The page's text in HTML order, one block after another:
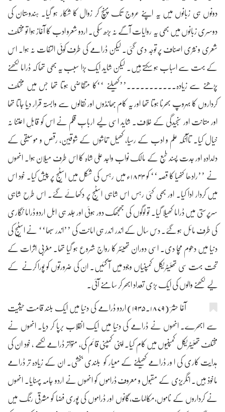
دونوں ہی زبانوں میں یہ اپنے عروج تک پہنچ کر زوال کا شکار ہو گیا۔ ہندوستان کی
دوسری زبانوں میں بھی یہ روایات آگے نہ بڑھ سکی۔ اردو شعرو ادب کا آغاز ہوا تو مختلف
شعری و نثری اصناف پر توجہ دی گئی۔ لیکن ڈرامے کی طرف کوئی التفات نہ ہوا۔ اس
کے بہت سے اسباب ہو سکتے ہیں. لیکن شاید ایک بڑا سبب یہ بھی تھا کہ ڈراما لکھنے
پڑھنے سے زیادہ۔۔۔۔۔۔۔۔۔۔۔’’کھیلنے ‘‘کا متقاضی ہوتا تھا جس میں مختلف
کرداروں کا بہروپ بھرنا ہوتا تھا اور یہ کام بھانڈوں اور نقالوں سے وابستہ قرار دیا جاتا تھا
اور متانت اور سنجیدگی کے خلاف۔ شاید اسی لیے اربابِ قلم نے اس کو قابلِ اعتنا نہ
خیال کیا۔ تاآنکہ علم و ادب کے رسیا، کھیل تماشوں کے شوقین، رقص و موسیقی کے
دلدادہ اور جدت پسند طبع کے مالک نواب واجد علی شاہ کا اس طرف میلان ہوا۔ انھوں
نے ’’رادھا کنھیا کا قصہ‘‘ کو ۱۸۴۳ء میں رہس کی شکل میں اسٹیج پر پیش کیا۔ خود اس
میں کردار ادا کیا۔ اور بھی کئی رہس اس شاہی اسٹیج پر دکھائے گئے۔ اس طرح شاہی
سرپرستی میں ڈراما کھیلا گیا۔ تو لوگوں کی جھجھک دور ہوئی اور جلد ہی اہل اردو ڈراما نگاری
کی طرف مائل ہو گئے۔ دس سال کے اندر اندر ہی امانت کی ’’اندر سبھا‘‘ نے اسٹیج کی
دنیا میں دھوم مچا دی۔ اسی دوران تھیئٹر کا رواج شروع ہو گیا تھا۔ مغربی اثرات کے
تحت بہت سی تھئیٹریکل کمپنیاں وجود میں آ گئیں۔ ان کی ضرورتوں کو پورا کرنے کے
لیے لکھنے والوں کی ایک بڑی تعداد ابھر کر سامنے آئی۔
آغا حشرؔ (۱۸۷۹۔۱۹۳۵) اردو ڈرامے کی دنیا میں ایک بلند قامت حیثیت
سے ابھرے۔ انھوں نے ڈرامے کی دنیا میں ایک انقلاب برپا کر دیا۔ انھوں نے
مختلف تھئیٹریکل کمپنیوں میں کام کیا۔ اپنی کمپنی قائم کی، متواتر ڈرامے لکھے ، خود ان کی
ہدایت کاری کی ا ور ڈرامے کھیلنے کے معیار کو بلندی بخشی۔ ان کے زیادہ تر ڈرامے
ماخوذ ہیں۔ انگریزی کے مقبول و معروف ڈراموں کو انھوں نے اردو جامہ پہنایا۔ انھوں
نے کرداروں کے ناموں،مکالمات،گانوں اور ڈراموں کی پوری فضا کو مشرقی رنگ میں